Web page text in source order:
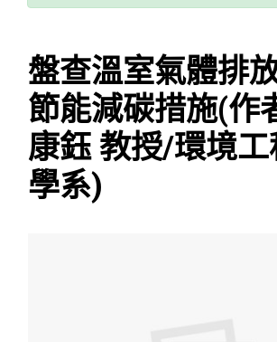
盤查溫室氣體排
節能減碳措施(作
康鈺 教授/環境
學系)